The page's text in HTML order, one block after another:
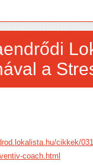
a
cikkek/
coach.html